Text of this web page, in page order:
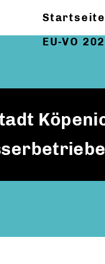
Startseite
EU-VO